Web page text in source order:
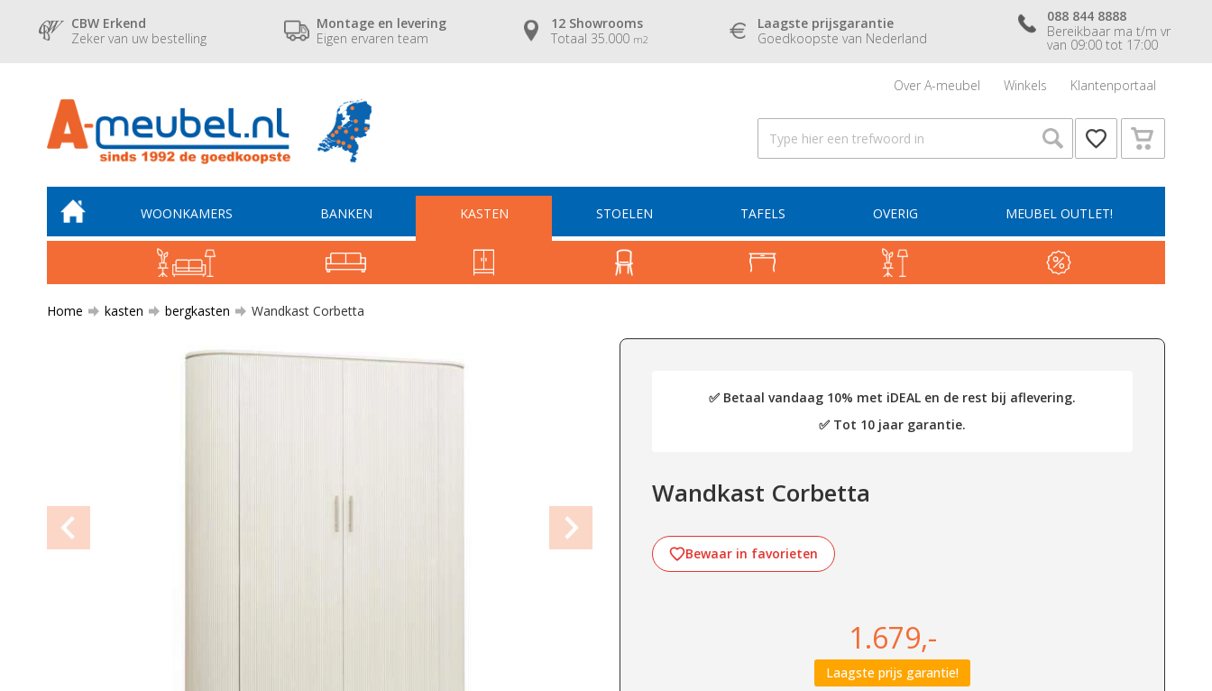
CBW Erkend
Zeker van uw bestelling
Montage en levering
Eigen ervaren team
12 Showrooms
Totaal 35.000 m2
Laagste prijsgarantie
Goedkoopste van Nederland
088 844 8888
Bereikbaar ma t/m vr
van 09:00 tot 17:00
Over A-meubel Winkels Klantenportaal
WOONKAMERS BANKEN KASTEN STOELEN TAFELS OVERIG MEUBEL OUTLET!
Home kasten bergkasten Wandkast Corbetta
✅ Betaal vandaag 10% met iDEAL en de rest bij aflevering.
✅ Tot 10 jaar garantie.
Wandkast Corbetta
Bewaar in favorieten
1.679,-
Laagste prijs garantie!